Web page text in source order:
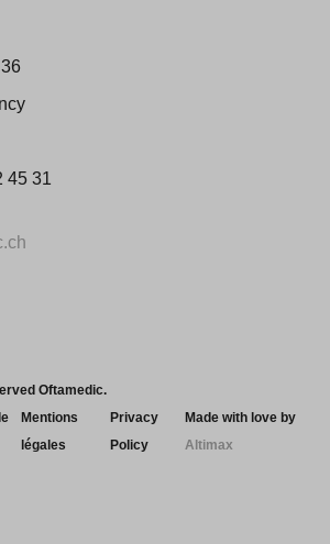
45 31
Oftamedic.
Mentions
légales
Privacy
Policy
Made with love by
Altimax